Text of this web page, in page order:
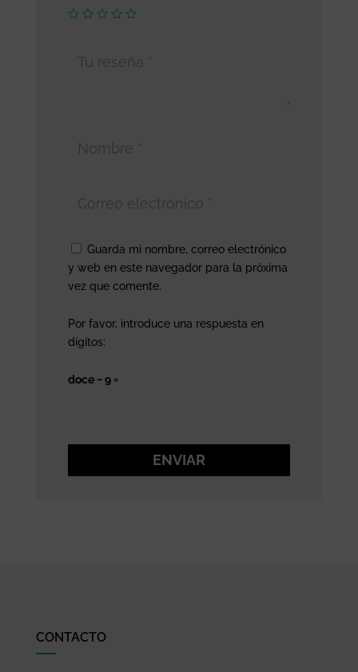
Guarda mi nombre, correo electrónico
y web en este navegador para la próxima
vez que comente.
Por favor, introduce una respuesta en
dígitos:
doce − 9 =
ENVIAR
CONTACTO